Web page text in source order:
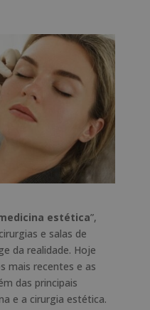
estética”,
e salas de
da realidade. Hoje
mais recentes e as
das principais
e a cirurgia estética.